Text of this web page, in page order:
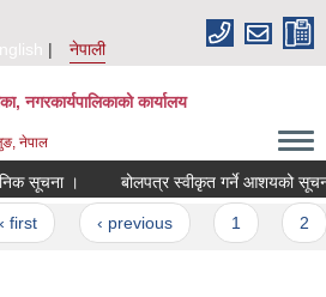
नेपाली
नगरकार्यपालिकाको कार्यालय
नेपाल
सूचना । बोलपत्र स्वीकृत गर्ने आशयको
first ‹ previous 1 2
|